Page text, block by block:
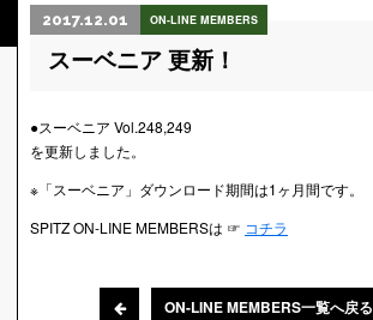
2017.12.01 ON-LINE MEMBERS
スーベニア 更新！
●スーベニア Vol.248,249
を更新しました。
※「スーベニア」ダウンロード期間は1ヶ月間です。
SPITZ ON-LINE MEMBERSは ☞ コチラ
ON-LINE MEMBERS一覧へ戻る